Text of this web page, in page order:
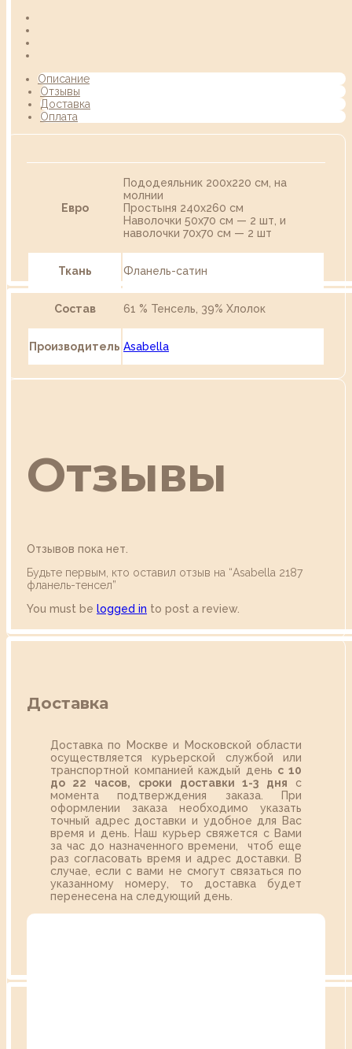
Описание
Отзывы
Доставка
Оплата
Евро
Пододеяльник 200х220 см, на
молнии
Простыня 240х260 см
Наволочки 50х70 см — 2 шт, и
наволочки 70х70 см — 2 шт
Ткань Фланель-сатин
Состав 61 % Тенсель, 39% Хлолок
Производитель Asabella
Отзывы
Отзывов пока нет.
Будьте первым, кто оставил отзыв на “Аsabella 2187
фланель-тенсел”
You must be logged in to post a review.
Доставка
Доставка по Москве и Московской области
осуществляется курьерской службой или
транспортной компанией каждый день с 10
до 22 часов,
сроки доставки 1-3 дня с
момента подтверждения заказа. При
оформлении заказа необходимо указать
точный адрес доставки и удобное для Вас
время и день. Наш курьер свяжется с Вами
за час до назначенного времени, чтоб еще
раз согласовать время и адрес доставки. В
случае, если с вами не смогут связаться по
указанному номеру, то доставка будет
перенесена на следующий день.